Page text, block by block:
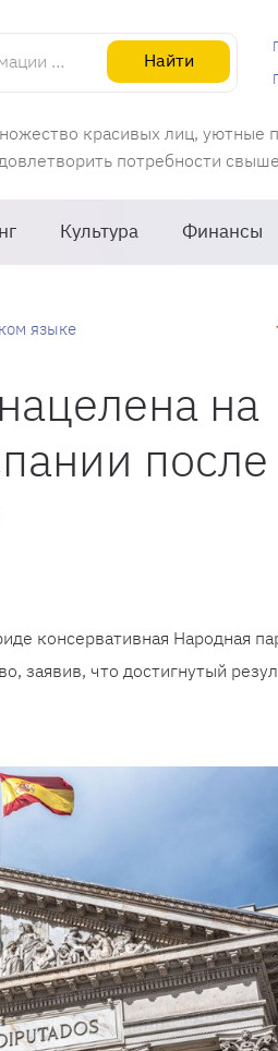
Испании
Найти
красивых лиц, уютные
потребности
Культура Финансы
языке
на
после
консервативная Народная
заявив, что достигнутый